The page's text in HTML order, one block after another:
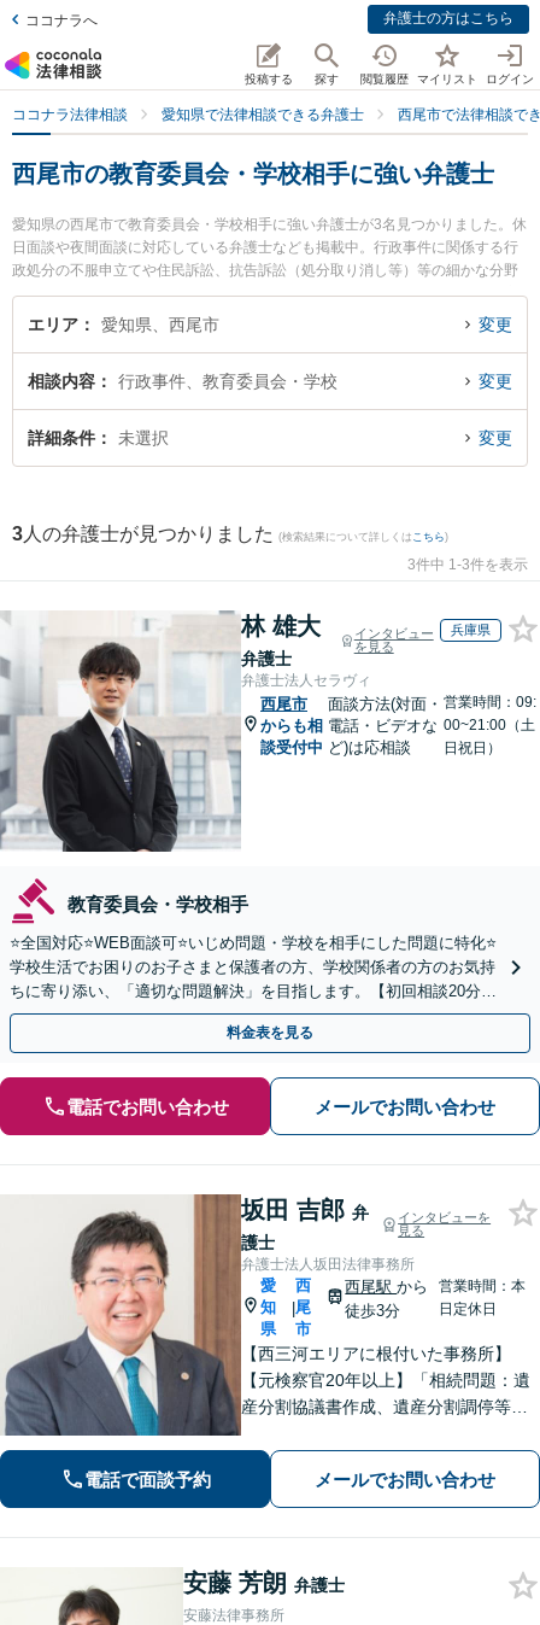
ココナラへ 弁護士の方はこちら
投稿する 探す 閲覧履歴 マイリスト ログイン
ココナラ法律相談 愛知県で法律相談できる弁護士 西尾市で法律相談で
西尾市の教育委員会・学校相手に強い弁護士
愛知県の西尾市で教育委員会・学校相手に強い弁護士が3名見つかりました。休
日面談や夜間面談に対応している弁護士なども掲載中。行政事件に関係する行
政処分の不服申立てや住民訴訟、抗告訴訟（処分取り消し等）等の細かな分野
での絞り込み検索もでき便利です。特に弁護士法人坂田法律事務所の坂田 吉郎
弁護士や安藤法律事務所の安藤 芳朗弁護士、弁護士法人坂田法律事務所の髙木
弁護士に相談したい』『教育委員会・学校相手のトラブル解決の実績豊富な近
くの弁護士を検索したい』『初回相談無料で教育委員会・学校相手を法律相談
できる西尾市内の弁護士に相談予約したい』などでお困りの相談者さんにおす
エリア 愛知県、西尾市 変更
相談内容 行政事件、教育委員会・学校 変更
詳細条件 未選択 変更
3 人の弁護士が見つかりました (検索結果について詳しくは こちら)
3件中 1-3件を表示
林 雄大
弁護士
インタビュー
を見る
兵庫県
弁護士法人セラヴィ
西尾市
からも相
談受付中
面談方法(対面・
電話・ビデオな
ど)は応相談
営業時間：09:
00~21:00（土
日祝日）
教育委員会・学校相手
⭐️全国対応⭐️WEB面談可⭐️いじめ問題・学校を相手にした問題に特化⭐️
学校生活でお困りのお子さまと保護者の方、学校関係者の方のお気持
ちに寄り添い、「適切な問題解決」を目指します。【初回相談20分無
料】
料金表を見る
電話でお問い合わせ メールでお問い合わせ
坂田 吉郎 弁
護士
インタビューを
見る
弁護士法人坂田法律事務所
愛
知
県
|
西
尾
市
西尾駅から
徒歩3分
営業時間：本
日定休日
【西三河エリアに根付いた事務所】
【元検察官20年以上】「相続問題：遺
産分割協議書作成、遺産分割調停等を
税理士・社労士がいます】不当解雇・
未払い残業代・就業規則の整備など対
応【当日/夜間/土日対応可】
電話で面談予約 メールでお問い合わせ
安藤 芳朗 弁護士
安藤法律事務所